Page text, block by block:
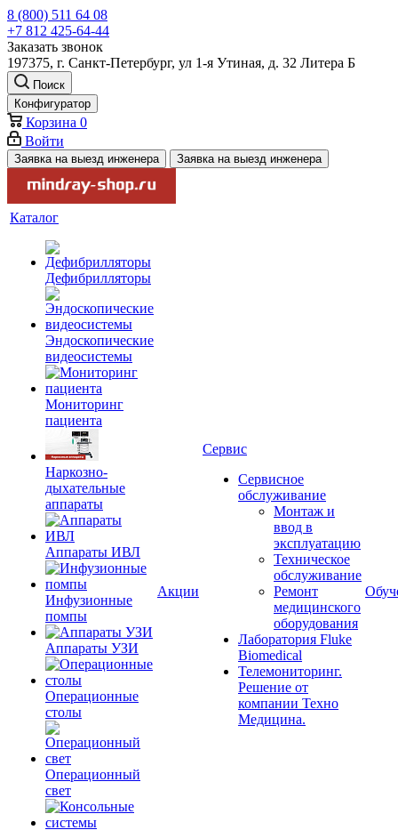
8 (800) 511 64 08
+7 812 425-64-44
Заказать звонок
197375, г. Санкт-Петербург, ул 1-я Утиная, д. 32 Литера Б
Поиск
Конфигуратор
Корзина 0
Войти
Заявка на выезд инженера Заявка на выезд инженера
Каталог
Дефибрилляторы
Эндоскопические
видеосистемы
Мониторинг
пациента
Наркозно-
дыхательные
аппараты
Аппараты ИВЛ
Инфузионные
помпы
Аппараты УЗИ
Операционные
столы
Операционный
свет
Акции
Сервис
Сервисное
обслуживание
Монтаж и
ввод в
эксплуатацию
Техническое
обслуживание
Ремонт
медицинского
оборудования
Лаборатория Fluke
Biomedical
Телемониторинг.
Решение от
компании Техно
Медицина.